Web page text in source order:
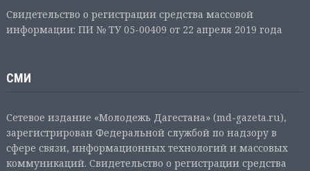
Свидетельство о регистрации средства массовой
информации: ПИ № ТУ 05-00409 от 22 апреля 2019 года
СМИ
Сетевое издание «Молодежь Дагестана» (md-gazeta.ru),
зарегистрирован Федеральной службой по надзору в
сфере связи, информационных технологий и массовых
коммуникаций. Свидетельство о регистрации средства